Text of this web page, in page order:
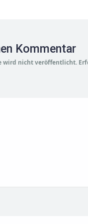
Kommentar
wird nicht veröffentlicht.